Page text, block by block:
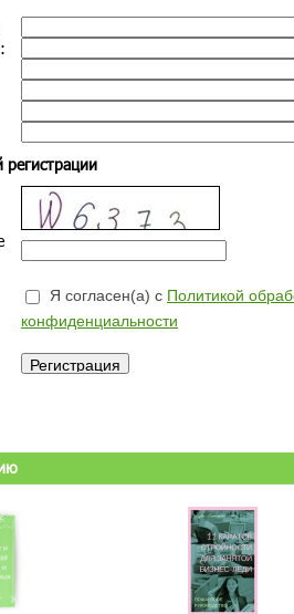
:
регистрации
Я согласен(а) с Политикой
конфиденциальности